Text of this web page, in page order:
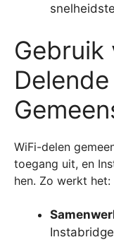
Gebruik
Delende
WiFi-delen
toegang uit, en
hen. Zo werkt het: